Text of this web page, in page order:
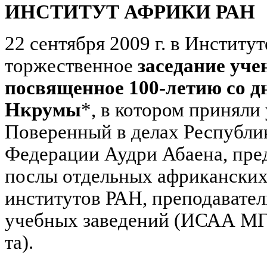
ИНСТИТУТ АФРИКИ РАН
22 сентября 2009 г. в
торжественное заседание
посвященное 100-летию со
Нкрумы*, в котором
Поверенный в делах
Федерации Аудри Абаена,
послы отдельных
институтов РАН,
учебных заведений (ИСАА
та).